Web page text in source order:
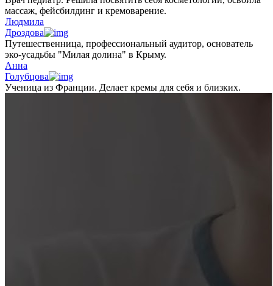
массаж, фейсбилдинг и кремоварение.
Людмила
Дроздова
Путешественница, профессиональный аудитор, основатель
эко-усадьбы "Милая долина" в Крыму.
Анна
Голубцова
Ученица из Франции. Делает кремы для себя и близких.